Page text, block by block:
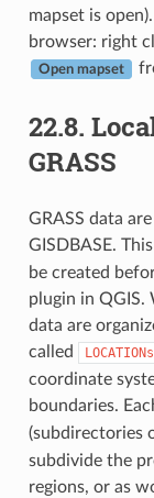
mapset is
browser: right
Open mapset
22.8.
GRASS
GRASS data
GISDBASE.
be created
plugin in QGIS.
data are
called
LOCATIONs
coordinate
boundaries.
(subdirectories
subdivide the
regions, or as